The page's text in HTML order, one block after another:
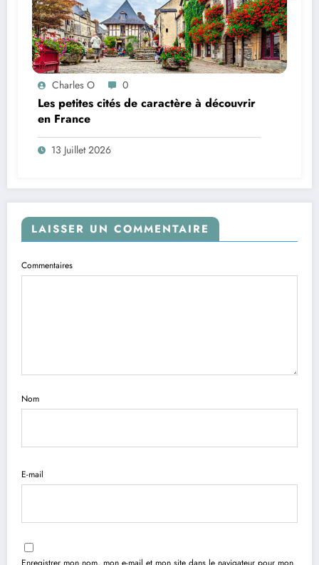
Charles O 0
Les petites cités de caractère à découvrir
en France
13 Juillet 2026
LAISSER UN COMMENTAIRE
Commentaires
Nom
E-mail